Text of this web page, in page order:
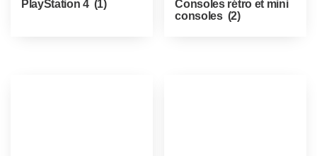
PlayStation 4 (1)
Consoles rétro et mini
consoles (2)